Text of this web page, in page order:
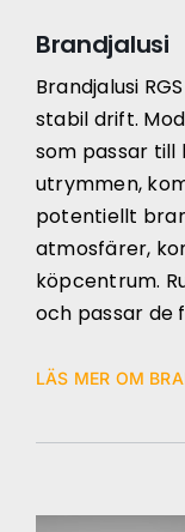
Brandjalusi
Brandjalusi
stabil drift.
som passar till
utrymmen,
potentiellt
atmosfärer,
köpcentrum.
och passar de
LÄS MER OM